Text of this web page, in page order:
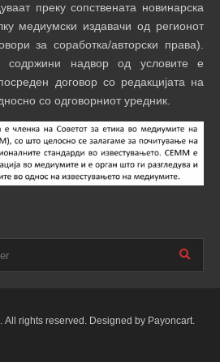
преку сопствената новинарска
медиумски издавачи од регионот
за соработка/авторски права).
содржини надвор од условите е
договор со редакцијата на
со одговорниот уредник.
rights reserved. Designed by Payoncart.